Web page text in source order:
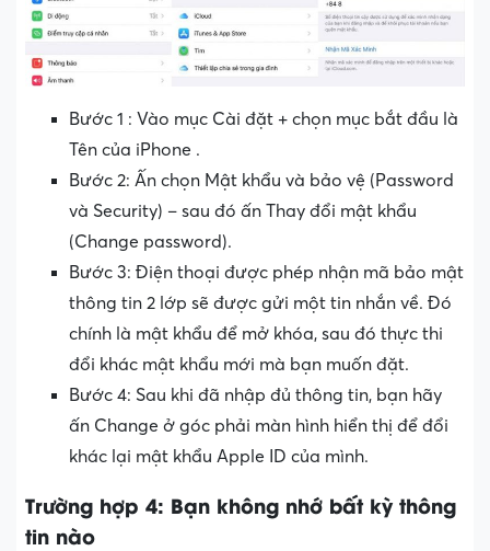
Bước 1 : Vào mục Cài đặt + chọn mục bắt đầu là
Tên của iPhone .
Bước 2: Ấn chọn Mật khẩu và bảo vệ (Password
và Security) – sau đó ấn Thay đổi mật khẩu
(Change password).
Bước 3: Điện thoại được phép nhận mã bảo mật
thông tin 2 lớp sẽ được gửi một tin nhắn về. Đó
chính là mật khẩu để mở khóa, sau đó thực thi
đổi khác mật khẩu mới mà bạn muốn đặt.
Bước 4: Sau khi đã nhập đủ thông tin, bạn hãy
ấn Change ở góc phải màn hình hiển thị để đổi
khác lại mật khẩu Apple ID của mình.
Trường hợp 4: Bạn không nhớ bất kỳ thông
tin nào